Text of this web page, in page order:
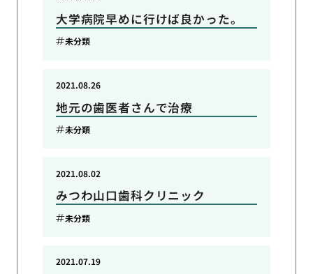
大学病院早めに行けば良かった。
未分類
地元の歯医者さんで治療
2021.08.26
未分類
みつわ山口歯科クリニック
2021.08.02
未分類
2021.07.19